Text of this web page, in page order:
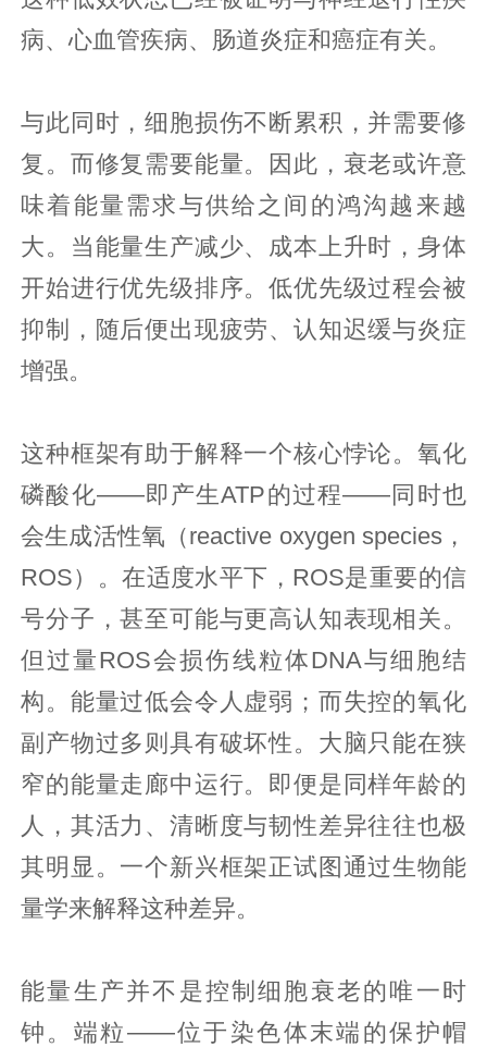
病、心血管疾病、肠道炎症和癌症有关。
与此同时，细胞损伤不断累积，并需要修
复。而修复需要能量。因此，衰老或许意
味着能量需求与供给之间的鸿沟越来越
大。当能量生产减少、成本上升时，身体
开始进行优先级排序。低优先级过程会被
抑制，随后便出现疲劳、认知迟缓与炎症
增强。
这种框架有助于解释一个核心悖论。氧化
磷酸化——即产生ATP的过程——同时也
会生成活性氧（reactive oxygen species，
ROS）。在适度水平下，ROS是重要的信
号分子，甚至可能与更高认知表现相关。
但过量ROS会损伤线粒体DNA与细胞结
构。能量过低会令人虚弱；而失控的氧化
副产物过多则具有破坏性。大脑只能在狭
窄的能量走廊中运行。即便是同样年龄的
人，其活力、清晰度与韧性差异往往也极
其明显。一个新兴框架正试图通过生物能
量学来解释这种差异。
能量生产并不是控制细胞衰老的唯一时
钟。端粒——位于染色体末端的保护帽